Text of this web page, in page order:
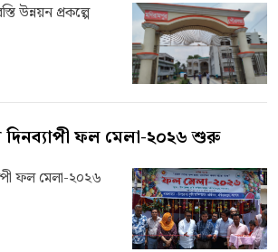
উন্নয়ন প্রকল্পে
দিনব্যাপী ফল মেলা-২০২৬ শুরু
ফল মেলা-২০২৬